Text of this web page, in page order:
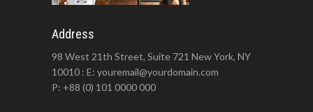
Address
98 West 21th Street, Suite 721 New York, NY
10010 : E: youremail@yourdomain.com
P: +88 (0) 101 0000 000